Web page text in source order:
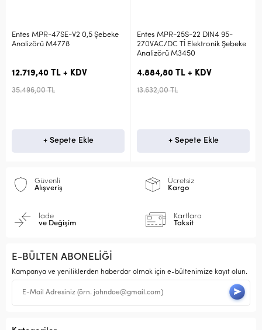
V2 0,5 Şebeke
KDV
Entes MPR-25S-22 DIN4 95-
270VAC/DC Tİ Elektronik Şebeke
4.884,80 TL + KDV
Entes MPR-53S
Şebeke Analizörü
7.542,20 TL +
Güvenli
Alışveriş
Ücretsiz
Kargo
İade
ve Değişim
Kartlara
Taksit
E-BÜLTEN ABONELİĞİ
Kampanya ve yeniliklerden haberdar olmak için e-bültenimize kayıt olun.